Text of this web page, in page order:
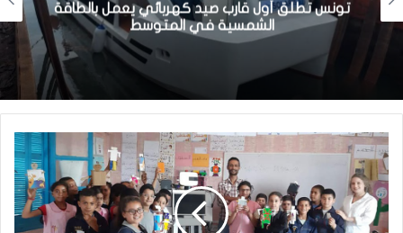
تونس تطلق أول قارب صيد كهربائي يعمل بالطاقة
الشمسية في المتوسط